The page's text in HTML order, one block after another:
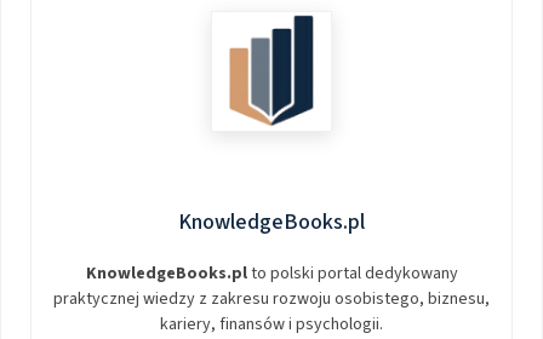
KnowledgeBooks.pl
KnowledgeBooks.plto polski portal dedykowany
praktycznej wiedzy z zakresu rozwoju osobistego, biznesu,
kariery, finansów i psychologii.